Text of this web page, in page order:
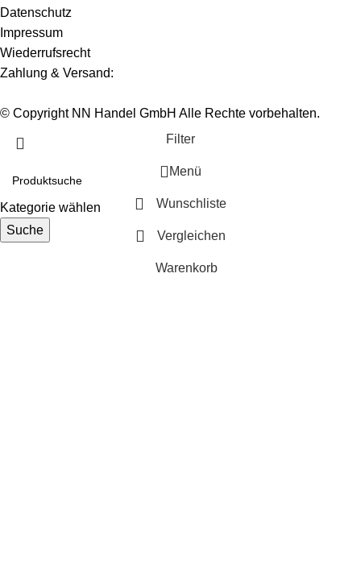
Datenschutz
Impressum
Wiederrufsrecht
Zahlung & Versand:
© Copyright NN Handel GmbH Alle Rechte vorbehalten.
Kategorie wählen
Suche
Filter
Menü
Wunschliste
Vergleichen
Warenkorb